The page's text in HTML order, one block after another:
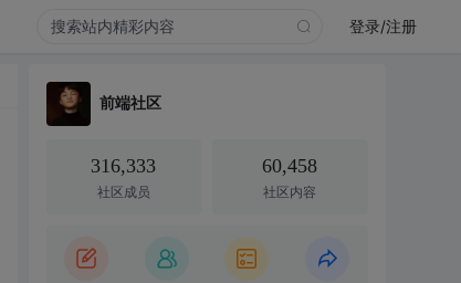
登录/注册
前端社区
316,333
社区成员
60,458
社区内容